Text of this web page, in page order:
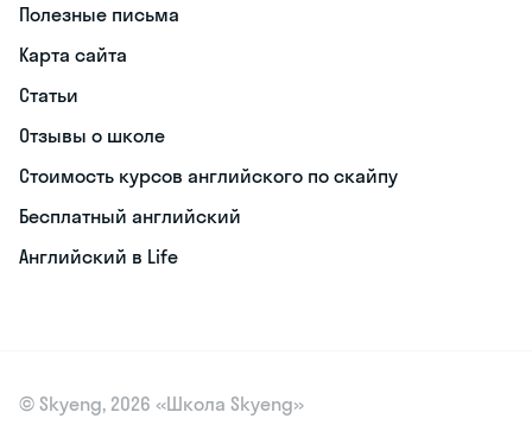
Полезные письма
Карта сайта
Статьи
Отзывы о школе
Стоимость курсов английского по скайпу
Бесплатный английский
Английский в Life
© Skyeng, 2026 «Школа Skyeng»